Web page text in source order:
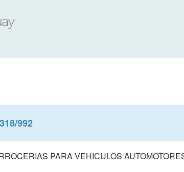
992
PARA VEHICULOS